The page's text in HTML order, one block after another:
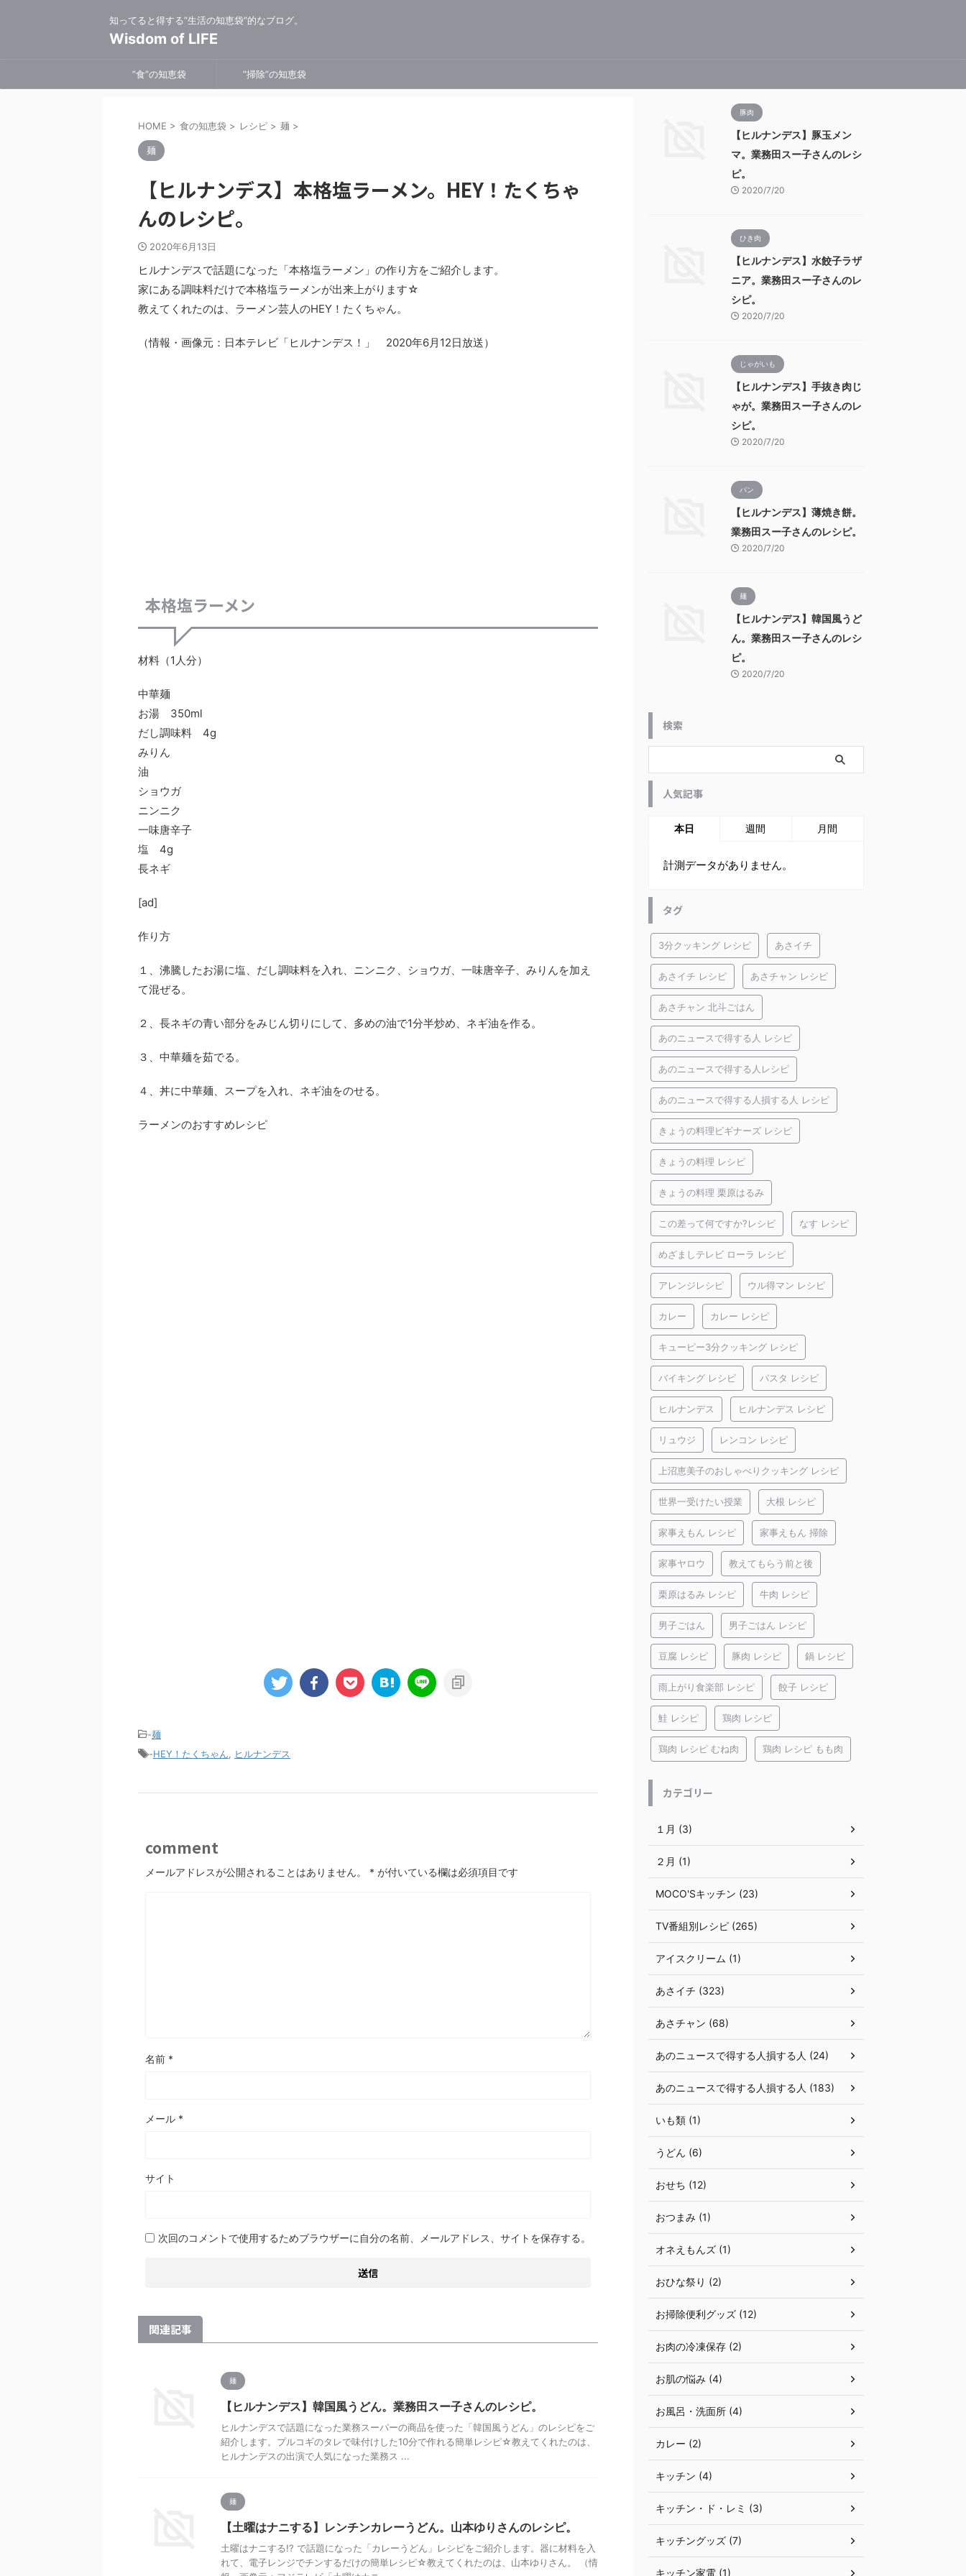
知ってると得する”生活の知恵袋”的なブログ。
Wisdom of LIFE
”食”の知恵袋 ”掃除”の知恵袋
HOME > 食の知恵袋 > レシピ > 麺 >
麺
【ヒルナンデス】本格塩ラーメン。HEY！たくちゃ
んのレシピ。
2020年6月13日
ヒルナンデスで話題になった「本格塩ラーメン」の作り方をご紹介します。
家にある調味料だけで本格塩ラーメンが出来上がります☆
教えてくれたのは、ラーメン芸人のHEY！たくちゃん。
（情報・画像元：日本テレビ「ヒルナンデス！」 2020年6月12日放送）
本格塩ラーメン
材料（1人分）
中華麺
お湯 350ml
だし調味料 4g
みりん
油
ショウガ
ニンニク
一味唐辛子
塩 4g
長ネギ
[ad]
作り方
１、沸騰したお湯に塩、だし調味料を入れ、ニンニク、ショウガ、一味唐辛子、みりんを加え
て混ぜる。
２、長ネギの青い部分をみじん切りにして、多めの油で1分半炒め、ネギ油を作る。
３、中華麺を茹でる。
４、丼に中華麺、スープを入れ、ネギ油をのせる。
ラーメンのおすすめレシピ
-麺
-HEY！たくちゃん ヒルナンデス
comment
メールアドレスが公開されることはありません。 * が付いている欄は必須項目です
名前 *
メール *
サイト
次回のコメントで使用するためブラウザーに自分の名前、メールアドレス、サイトを保存する。
関連記事
麺
【ヒルナンデス】韓国風うどん。業務田スー子さんのレシピ。
ヒルナンデスで話題になった業務スーパーの商品を使った「韓国風うどん」のレシピをご
紹介します。プルコギのタレで味付けした10分で作れる簡単レシピ☆教えてくれたのは、
ヒルナンデスの出演で人気になった業務ス ...
麺
【土曜はナニする】レンチンカレーうどん。山本ゆりさんのレシピ。
土曜はナニする!? で話題になった「カレーうどん」レシピをご紹介します。器に材料を入
れて、電子レンジでチンするだけの簡単レシピ☆教えてくれたのは、山本ゆりさん。 （情
豚肉
【ヒルナンデス】豚玉メン
マ。業務田スー子さんのレシ
ピ。
2020/7/20
ひき肉
【ヒルナンデス】水餃子ラザ
ニア。業務田スー子さんのレ
シピ。
2020/7/20
じゃがいも
【ヒルナンデス】手抜き肉じ
ゃが。業務田スー子さんのレ
シピ。
2020/7/20
パン
【ヒルナンデス】薄焼き餅。
業務田スー子さんのレシピ。
2020/7/20
麺
【ヒルナンデス】韓国風うど
ん。業務田スー子さんのレシ
ピ。
2020/7/20
検索
人気記事
本日 週間 月間
計測データがありません。
タグ
3分クッキング レシピ あさイチ
あさイチ レシピ あさチャン レシピ
あさチャン 北斗ごはん
あのニュースで得する人 レシピ
あのニュースで得する人レシピ
あのニュースで得する人損する人 レシピ
きょうの料理ビギナーズ レシピ
きょうの料理 レシピ
きょうの料理 栗原はるみ
この差って何ですか?レシピ なす レシピ
めざましテレビ ローラ レシピ
アレンジレシピ ウル得マン レシピ
カレー カレー レシピ
キューピー3分クッキング レシピ
バイキング レシピ パスタ レシピ
ヒルナンデス ヒルナンデス レシピ
リュウジ レンコン レシピ
上沼恵美子のおしゃべりクッキング レシピ
世界一受けたい授業 大根 レシピ
家事えもん レシピ 家事えもん 掃除
家事ヤロウ 教えてもらう前と後
栗原はるみ レシピ 牛肉 レシピ
男子ごはん 男子ごはん レシピ
豆腐 レシピ 豚肉 レシピ 鍋 レシピ
雨上がり食楽部 レシピ 餃子 レシピ
鮭 レシピ 鶏肉 レシピ
鶏肉 レシピ むね肉 鶏肉 レシピ もも肉
カテゴリー
１月 (3)
２月 (1)
MOCO'Sキッチン (23)
TV番組別レシピ (265)
アイスクリーム (1)
あさイチ (323)
あさチャン (68)
あのニュースで得する人損する人 (24)
あのニュースで得する人損する人 (183)
いも類 (1)
うどん (6)
おせち (12)
おつまみ (1)
オネえもんズ (1)
おひな祭り (2)
お掃除便利グッズ (12)
お肉の冷凍保存 (2)
お肌の悩み (4)
お風呂・洗面所 (4)
カレー (2)
キッチン (4)
キッチン・ド・レミ (3)
キッチングッズ (7)
キッチン家電 (1)